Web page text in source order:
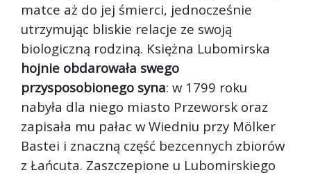
matce aż do jej śmierci, jednocześnie
utrzymując bliskie relacje ze swoją
biologiczną rodziną. Księżna Lubomirska
hojnie obdarowała swego
przysposobionego syna: w 1799 roku
nabyła dla niego miasto Przeworsk oraz
zapisała mu pałac w Wiedniu przy Mölker
Bastei i znaczną część bezcennych zbiorów
z Łańcuta. Zaszczepione u Lubomirskiego